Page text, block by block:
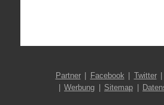
Partner Facebook Twitter
Werbung
Sitemap